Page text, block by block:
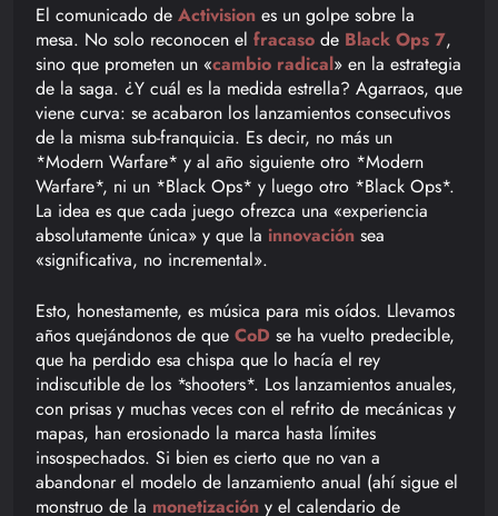
El comunicado de Activision es un golpe sobre la
mesa. No solo reconocen el fracaso de Black Ops 7,
sino que prometen un «cambio radical» en la estrategia
de la saga. ¿Y cuál es la medida estrella? Agarraos, que
viene curva: se acabaron los lanzamientos consecutivos
de la misma sub-franquicia. Es decir, no más un
*Modern Warfare* y al año siguiente otro *Modern
Warfare*, ni un *Black Ops* y luego otro *Black Ops*.
La idea es que cada juego ofrezca una «experiencia
absolutamente única» y que la innovación sea
«significativa, no incremental».
Esto, honestamente, es música para mis oídos. Llevamos
años quejándonos de que CoD se ha vuelto predecible,
que ha perdido esa chispa que lo hacía el rey
indiscutible de los *shooters*. Los lanzamientos anuales,
con prisas y muchas veces con el refrito de mecánicas y
mapas, han erosionado la marca hasta límites
insospechados. Si bien es cierto que no van a
abandonar el modelo de lanzamiento anual (ahí sigue el
monstruo de la monetización y el calendario de